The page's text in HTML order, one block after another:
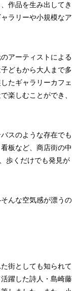
作品を生み出してき
ラリーや小規模なア
アーティストによる
どもから大人まで多
たギャラリーカフェ
楽しむことができ、
スのような存在でも
板など、商店街の中
歩くだけでも発見が
んな空気感が漂うの
街としても知られて
躍した詩人・島崎藤